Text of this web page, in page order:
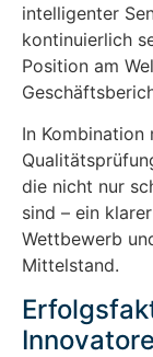
intelligenter
kontinuierlich
Position am
In
die nicht nur
sind – ein
Wettbewerb
Mittelstand.